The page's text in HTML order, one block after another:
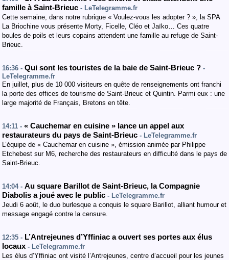
famille à Saint-Brieuc - LeTelegramme.fr
Cette semaine, dans notre rubrique « Voulez-vous les adopter ? », la SPA
La Briochine vous présente Morty, Ficelle, Cléo et Jaïko… Ces quatre
boules de poils et leurs copains attendent une famille au refuge de Saint-
Brieuc.
16:36 - Qui sont les touristes de la baie de Saint-Brieuc ? -
LeTelegramme.fr
En juillet, plus de 10 000 visiteurs en quête de renseignements ont franchi
la porte des offices de tourisme de Saint-Brieuc et Quintin. Parmi eux : une
large majorité de Français, Bretons en tête.
14:11 - « Cauchemar en cuisine » lance un appel aux
restaurateurs du pays de Saint-Brieuc - LeTelegramme.fr
L’équipe de « Cauchemar en cuisine », émission animée par Philippe
Etchebest sur M6, recherche des restaurateurs en difficulté dans le pays de
Saint-Brieuc.
14:04 - Au square Barillot de Saint-Brieuc, la Compagnie
Diabolis a joué avec le public - LeTelegramme.fr
Jeudi 6 août, le duo burlesque a conquis le square Barillot, alliant humour et
message engagé contre la censure.
12:35 - L’Antrejeunes d’Yffiniac a ouvert ses portes aux élus
locaux - LeTelegramme.fr
Les élus d’Yffiniac ont visité l’Antrejeunes, centre d’accueil pour les jeunes